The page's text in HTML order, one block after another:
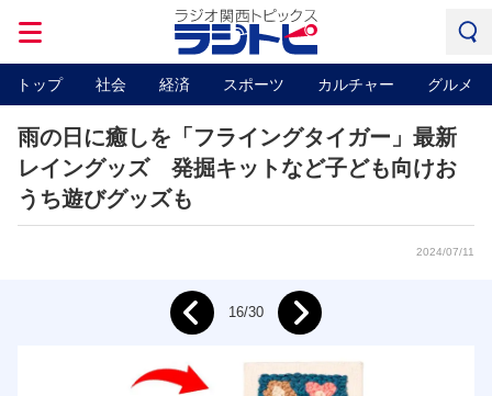
トップ 社会 経済 スポーツ カルチャー グルメ
雨の日に癒しを「フライングタイガー」最新
レイングッズ 発掘キットなど子ども向けお
うち遊びグッズも
2024/07/11
Prev 16/30 Next